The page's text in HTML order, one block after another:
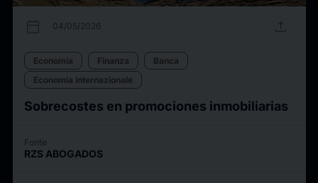
calendar_today 04/05/2026 upload
Economia Finanza
Banca
Economia internazionale
Sobrecostes en promociones inmobiliarias
Fonte
RZS ABOGADOS